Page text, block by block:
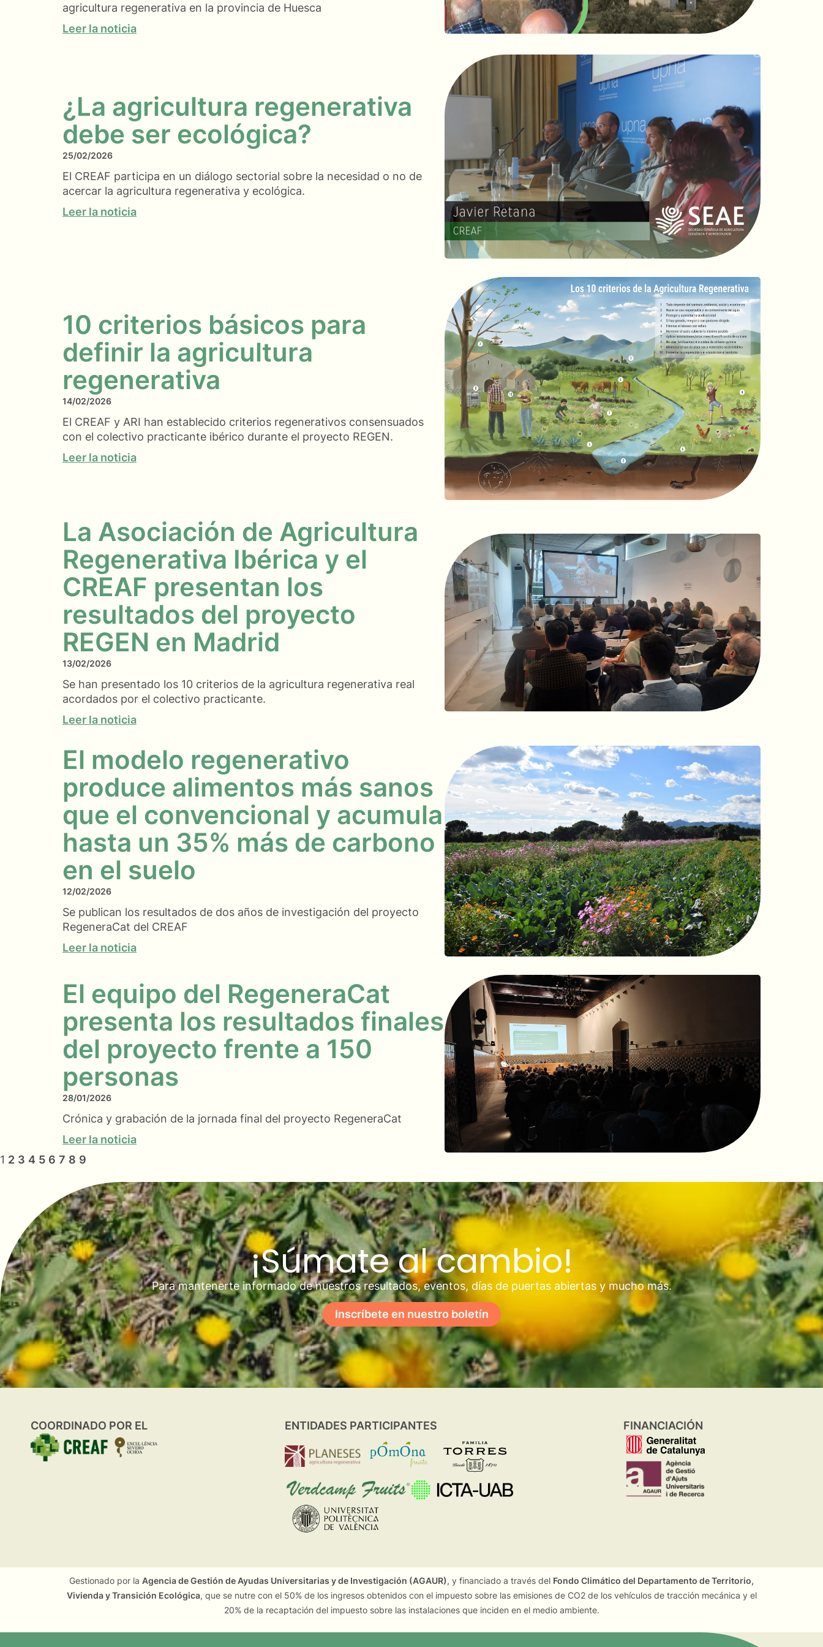
agricultura regenerativa en la provincia de Huesca
Leer la noticia
¿La agricultura regenerativa
debe ser ecológica?
25/02/2026
El CREAF participa en un diálogo sectorial sobre la necesidad o no de
acercar la agricultura regenerativa y ecológica.
Leer la noticia
10 criterios básicos para
definir la agricultura
regenerativa
14/02/2026
El CREAF y ARI han establecido criterios regenerativos consensuados
con el colectivo practicante ibérico durante el proyecto REGEN.
Leer la noticia
La Asociación de Agricultura
Regenerativa Ibérica y el
CREAF presentan los
resultados del proyecto
REGEN en Madrid
13/02/2026
Se han presentado los 10 criterios de la agricultura regenerativa real
acordados por el colectivo practicante.
Leer la noticia
El modelo regenerativo
produce alimentos más sanos
que el convencional y acumula
hasta un 35% más de carbono
en el suelo
12/02/2026
Se publican los resultados de dos años de investigación del proyecto
RegeneraCat del CREAF
Leer la noticia
El equipo del RegeneraCat
presenta los resultados finales
del proyecto frente a 150
personas
28/01/2026
Crónica y grabación de la jornada final del proyecto RegeneraCat
Leer la noticia
1 2 3 4 5 6 7 8 9
¡Súmate al cambio!
Para mantenerte informado de nuestros resultados, eventos, días de puertas abiertas y mucho más.
Inscríbete en nuestro boletín
COORDINADO POR EL ENTIDADES PARTICIPANTES FINANCIACIÓN
Gestionado por la Agencia de Gestión de Ayudas Universitarias y de Investigación (AGAUR), y financiado a través del Fondo Climático del Departamento de Territorio,
Vivienda y Transición Ecológica, que se nutre con el 50% de los ingresos obtenidos con el impuesto sobre las emisiones de CO2 de los vehículos de tracción mecánica y el
20% de la recaptación del impuesto sobre las instalaciones que inciden en el medio ambiente.